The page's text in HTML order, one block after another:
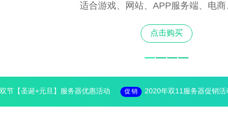
适合游戏、网站、APP服务端、电商
点击购买
双节【圣诞+元旦】服务器优惠活动 促销 2020年双11服务器促销活